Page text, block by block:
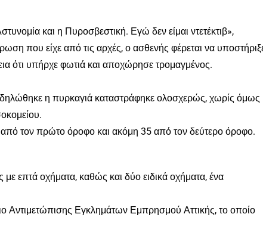
και η Πυροσβεστική. Εγώ δεν είμαι ντετέκτιβ»,
που είχε από τις αρχές, ο ασθενής φέρεται να
ότι υπήρχε φωτιά και αποχώρησε τρομαγμένος.
η πυρκαγιά καταστράφηκε ολοσχερώς, χωρίς όμως
τον πρώτο όροφο και ακόμη 35 από τον δεύτερο όροφο.
επτά οχήματα, καθώς και δύο ειδικά οχήματα, ένα
Αντιμετώπισης Εγκλημάτων Εμπρησμού Αττικής, το οποίο